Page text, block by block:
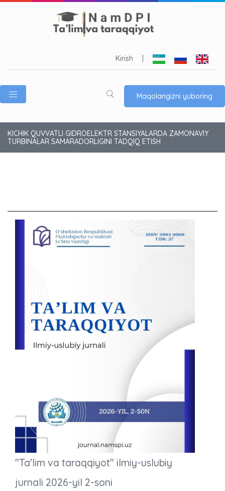
Kirish
Maqolangizni yuboring
KICHIK QUVVATLI GIDROELEKTR STANSIYALARDA ZAMONAVIY
TURBINALAR SAMARADORLIGINI TADQIQ ETISH
"Ta'lim va taraqqiyot" ilmiy-uslubiy
jurnali 2026-yil 2-soni